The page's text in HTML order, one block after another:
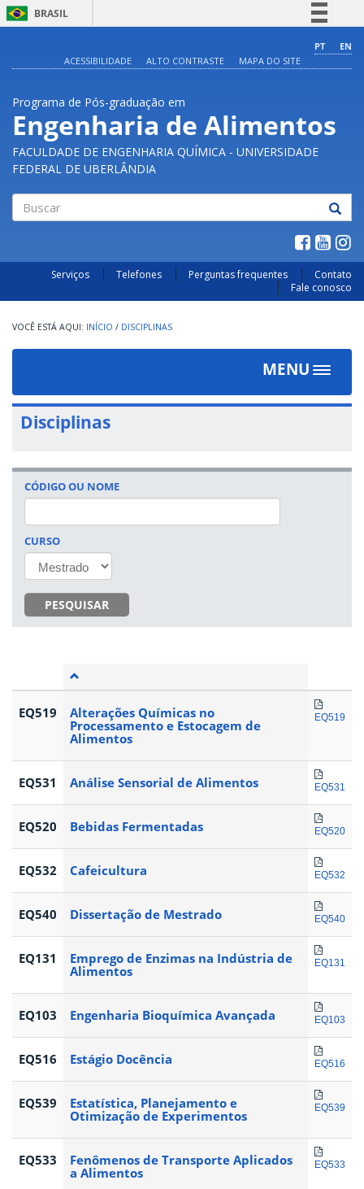
BRASIL
Comunica BR
Acesso à informação
Legislação
PT
EN
ACESSIBILIDADE
ALTO CONTRASTE MAPA DO SITE
Programa de Pós-graduação em
Engenharia de Alimentos
FACULDADE DE ENGENHARIA QUÍMICA - UNIVERSIDADE
FEDERAL DE UBERLÂNDIA
Serviços Telefones Perguntas frequentes
Contato
Fale conosco
INÍCIO / DISCIPLINAS
MENU
Toggle
Disciplinas
CÓDIGO OU NOME
CURSO
PESQUISAR
EQ519
Alterações Químicas no
Processamento e Estocagem de
Alimentos
EQ519
EQ531 Análise Sensorial de Alimentos EQ531
EQ520 Bebidas Fermentadas EQ520
EQ532 Cafeicultura EQ532
EQ540 Dissertação de Mestrado EQ540
EQ131
Emprego de Enzimas na Indústria de
Alimentos
EQ131
EQ103 Engenharia Bioquímica Avançada EQ103
EQ516 Estágio Docência EQ516
EQ539
Estatística, Planejamento e
Otimização de Experimentos
EQ539
EQ533
Fenômenos de Transporte Aplicados
a Alimentos
EQ533